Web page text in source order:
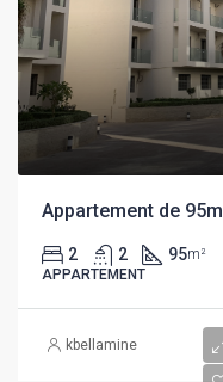
2 2 95m²
APPARTEMENT
kbellamine